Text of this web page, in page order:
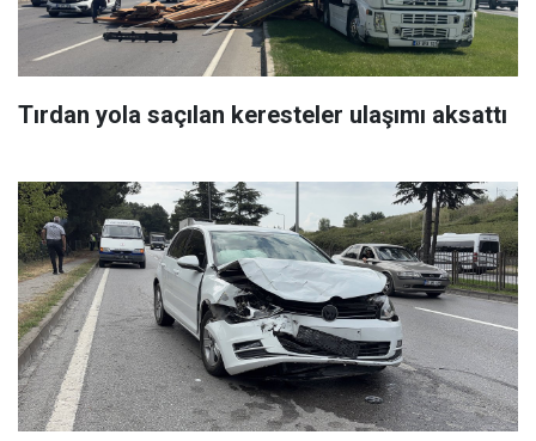
Tırdan yola saçılan keresteler ulaşımı aksattı